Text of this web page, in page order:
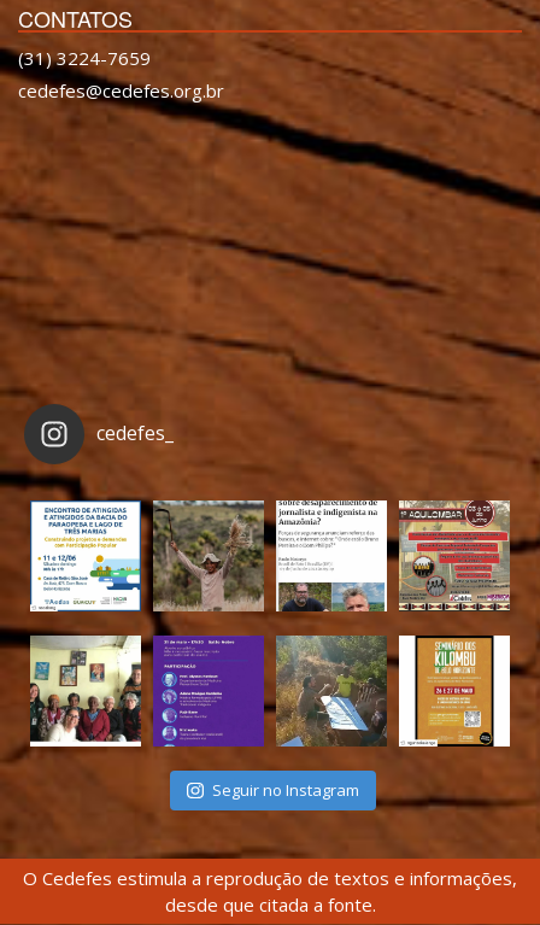
CONTATOS
(31) 3224-7659
cedefes@cedefes.org.br
cedefes_
Seguir no Instagram
O Cedefes estimula a reprodução de textos e informações,
desde que citada a fonte.